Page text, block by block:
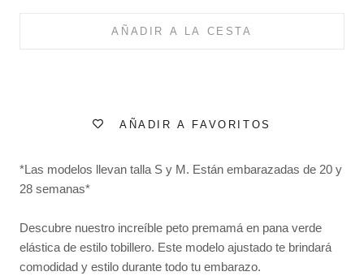
AÑADIR A LA CESTA
AÑADIR A FAVORITOS
*Las modelos llevan talla S y M. Están embarazadas de 20 y
28 semanas*
Descubre nuestro increíble peto premamá en pana verde
elástica de estilo tobillero. Este modelo ajustado te brindará
comodidad y estilo durante todo tu embarazo.